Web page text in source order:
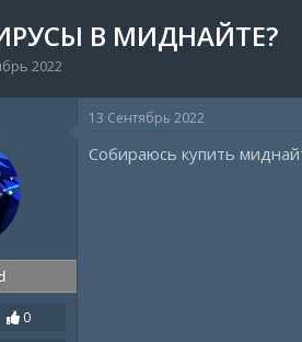
В МИДНАЙТЕ?
2022
0
13 Сентябрь 2022
Собираюсь купить